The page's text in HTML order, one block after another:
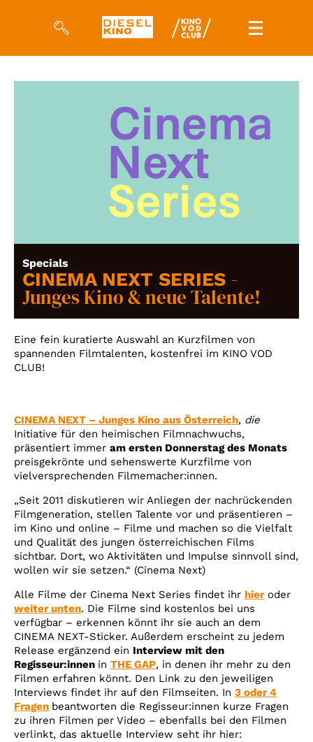
Magazin
Kuratierungen
Events
So geht’s
Filmpakete
Gutscheine
& Filmpässe
Account
Suche
Specials
CINEMA NEXT SERIES -
Junges Kino & neue Talente!
Eine fein kuratierte Auswahl an Kurzfilmen von
spannenden Filmtalenten, kostenfrei im KINO VOD
CLUB!
CINEMA NEXT – Junges Kino aus Österreich, die
Initiative für den heimischen Filmnachwuchs,
präsentiert immer am ersten Donnerstag des Monats
preisgekrönte und sehenswerte Kurzfilme von
vielversprechenden Filmemacher:innen.
„Seit 2011 diskutieren wir Anliegen der nachrückenden
Filmgeneration, stellen Talente vor und präsentieren –
im Kino und online – Filme und machen so die Vielfalt
und Qualität des jungen österreichischen Films
sichtbar. Dort, wo Aktivitäten und Impulse sinnvoll sind,
wollen wir sie setzen.“ (Cinema Next)
Alle Filme der Cinema Next Series findet ihr hieroder
weiter unten. Die Filme sind kostenlos bei uns
verfügbar – erkennen könnt ihr sie auch an dem
CINEMA NEXT-Sticker. Außerdem erscheint zu jedem
Release ergänzend ein Interview mit den
Regisseur:innen in THE GAP, in denen ihr mehr zu den
Filmen erfahren könnt. Den Link zu den jeweiligen
Interviews findet ihr auf den Filmseiten. In 3 oder 4
Fragen beantworten die Regisseur:innen kurze Fragen
zu ihren Filmen per Video – ebenfalls bei den Filmen
verlinkt, das aktuelle Interview seht ihr hier: